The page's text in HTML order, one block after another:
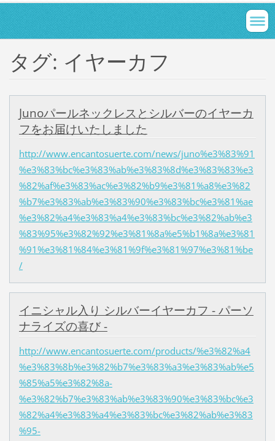
タグ: イヤーカフ
Junoパールネックレスとシルバーのイヤーカ
フをお届けいたしました
http://www.encantosuerte.com/news/juno%e3%83%91
%e3%83%bc%e3%83%ab%e3%83%8d%e3%83%83%e3
%82%af%e3%83%ac%e3%82%b9%e3%81%a8%e3%82
%b7%e3%83%ab%e3%83%90%e3%83%bc%e3%81%ae
%e3%82%a4%e3%83%a4%e3%83%bc%e3%82%ab%e3
%83%95%e3%82%92%e3%81%8a%e5%b1%8a%e3%81
%91%e3%81%84%e3%81%9f%e3%81%97%e3%81%be
/
イニシャル入り シルバーイヤーカフ - パーソ
ナライズの喜び -
http://www.encantosuerte.com/products/%e3%82%a4
%e3%83%8b%e3%82%b7%e3%83%a3%e3%83%ab%e5
%85%a5%e3%82%8a-
%e3%82%b7%e3%83%ab%e3%83%90%e3%83%bc%e3
%82%a4%e3%83%a4%e3%83%bc%e3%82%ab%e3%83
%95-